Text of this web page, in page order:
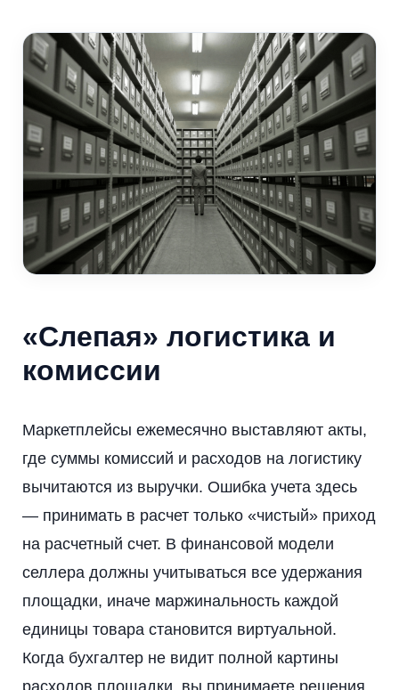
«Слепая» логистика и
комиссии
Маркетплейсы ежемесячно выставляют акты,
где суммы комиссий и расходов на логистику
вычитаются из выручки. Ошибка учета здесь
— принимать в расчет только «чистый» приход
на расчетный счет. В финансовой модели
селлера должны учитываться все удержания
площадки, иначе маржинальность каждой
единицы товара становится виртуальной.
Когда бухгалтер не видит полной картины
расходов площадки, вы принимаете решения